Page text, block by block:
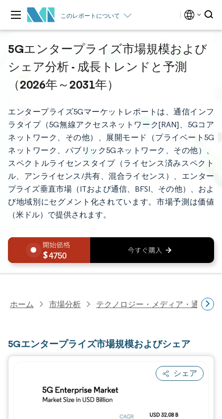
このレポートについて
5Gエンタープライズ市場規模および
シェア分析 - 成長トレンドと予測
（2026年～2031年）
エンタープライズ5Gマーケットレポートは、通信インフ
ラタイプ（5G無線アクセスネットワーク[RAN]、5Gコア
ネットワーク、その他）、展開モード（プライベート5G
ネットワーク、パブリック5Gネットワーク、その他）、
スペクトルライセンスタイプ（ライセンス済みスペクト
ル、アンライセンス/共有、混合ライセンス）、エンター
プライズ垂直市場（ITおよび通信、BFSI、その他）、およ
び地域別にセグメント化されています。市場予測は価値
（米ドル）で提供されます。
4750
ホーム 市場分析 テクノロジー・メディア・通信研
5Gエンタープライズ市場規模およびシェア
シェア